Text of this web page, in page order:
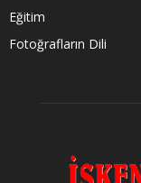
Eğitim
Fotoğrafların Dili